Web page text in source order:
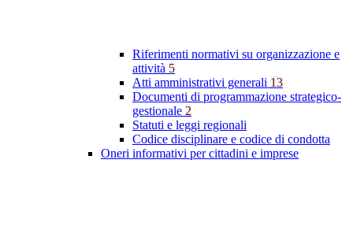
Riferimenti normativi su organizzazione e
attività 5
Atti amministrativi generali 13
Documenti di programmazione strategico-
gestionale 2
Statuti e leggi regionali
Codice disciplinare e codice di condotta
Oneri informativi per cittadini e imprese